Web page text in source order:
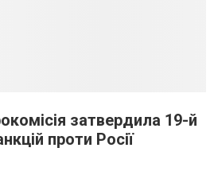
затвердила 19-й
проти Росії